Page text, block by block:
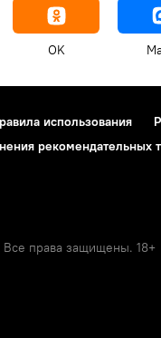
OK
использования
рекомендательных
права защищены. 18+